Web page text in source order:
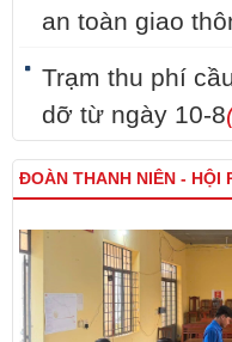
an toàn giao
Trạm thu phí
dỡ từ ngày 10-8
ĐOÀN THANH NIÊN - HỘI